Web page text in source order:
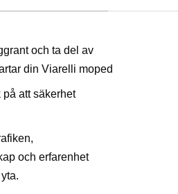
och ta del av
din Viarelli moped
att säkerhet
och erfarenhet